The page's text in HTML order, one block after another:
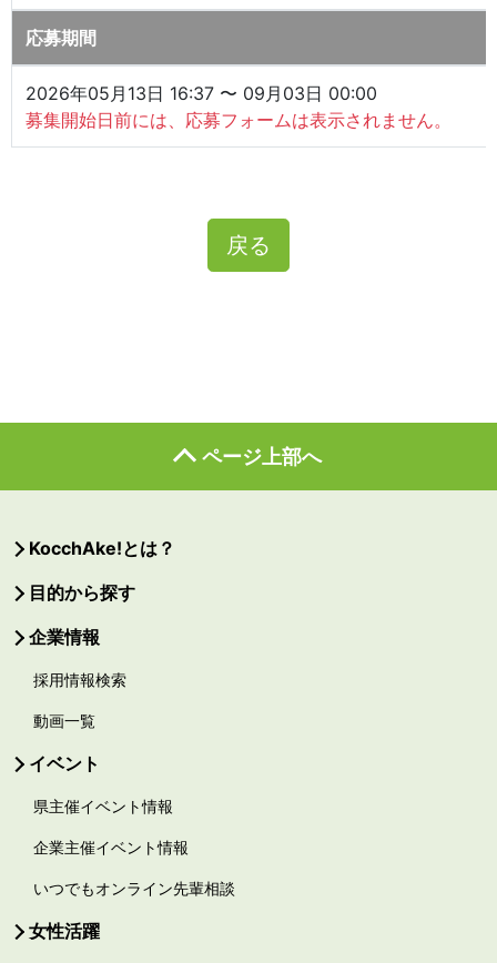
応募期間
2026年05月13日 16:37 〜 09月03日 00:00
募集開始日前には、応募フォームは表示されません。
戻る
ページ上部へ
KocchAke!とは？
目的から探す
企業情報
採用情報検索
動画一覧
イベント
県主催イベント情報
企業主催イベント情報
いつでもオンライン先輩相談
女性活躍